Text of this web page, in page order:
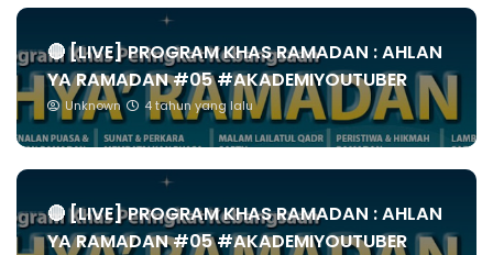
🔴 [LIVE] PROGRAM KHAS RAMADAN : AHLAN
YA RAMADAN #05 #AKADEMIYOUTUBER
Unknown 4 tahun yang lalu
🔴 [LIVE] PROGRAM KHAS RAMADAN : AHLAN
YA RAMADAN #05 #AKADEMIYOUTUBER